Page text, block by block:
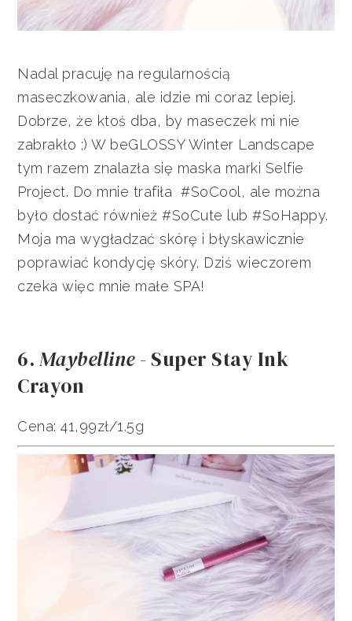
Nadal pracuję na regularnością
maseczkowania, ale idzie mi coraz lepiej.
Dobrze, że ktoś dba, by maseczek mi nie
zabrakło ;) W beGLOSSY Winter Landscape
tym razem znalazła się maska marki Selfie
Project. Do mnie trafiła #SoCool, ale można
było dostać również #SoCute lub #SoHappy.
Moja ma wygładzać skórę i błyskawicznie
poprawiać kondycję skóry. Dziś wieczorem
czeka więc mnie małe SPA!
6. Maybelline - Super Stay Ink
Crayon
Cena: 41,99zł/1.5g